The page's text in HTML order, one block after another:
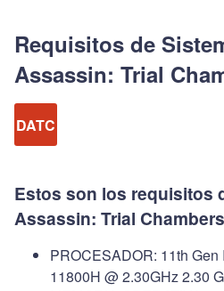
Requisitos de
Assassin: Trial
DATC
Estos son los requisitos
Assassin: Trial
PROCESADOR: 11th
11800H @ 2.30GHz 2.30